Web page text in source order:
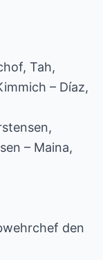
Tah,
– Díaz,
– Maina,
den